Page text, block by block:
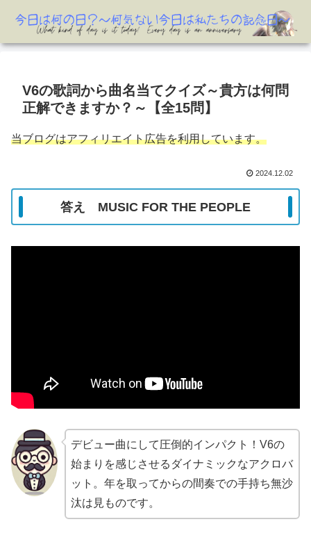
V6の歌詞から曲名当てクイズ～貴方は何問
正解できますか？～【全15問】
当ブログはアフィリエイト広告を利用しています。
2024.12.02
答え MUSIC FOR THE PEOPLE
デビュー曲にして圧倒的インパクト！V6の
始まりを感じさせるダイナミックなアクロバ
ット。年を取ってからの間奏での手持ち無沙
汰は見ものです。